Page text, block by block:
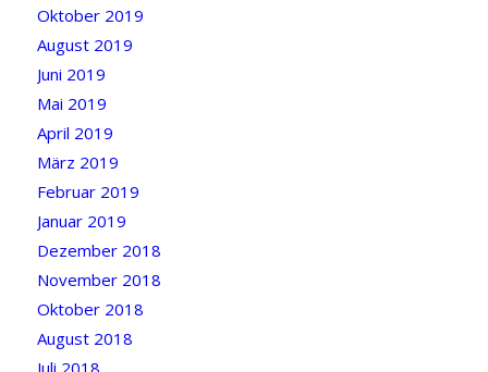
Oktober 2019
August 2019
Juni 2019
Mai 2019
April 2019
März 2019
Februar 2019
Januar 2019
Dezember 2018
November 2018
Oktober 2018
August 2018
Juli 2018